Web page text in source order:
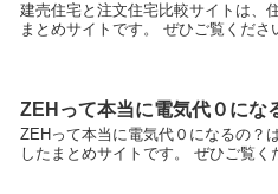
建売住宅と注文住宅比較サイトは、
まとめサイトです。 ぜひご覧くだ
ZEHって本当に電気代０にな
ZEHって本当に電気代０になるの？
したまとめサイトです。 ぜひご覧